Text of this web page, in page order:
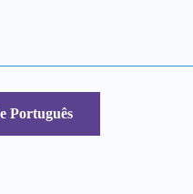
Português